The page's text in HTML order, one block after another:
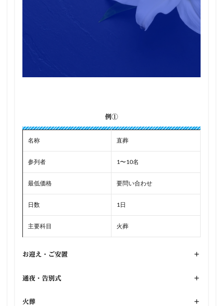
例①
名称 直葬
参列者 1〜10名
最低価格 要問い合わせ
日数 1日
主要科目 火葬
お迎え・ご安置 +
通夜・告別式 +
火葬
+